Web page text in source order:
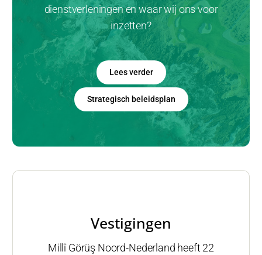
dienstverleningen en waar wij ons voor
inzetten?
Lees verder
Strategisch beleidsplan
Vestigingen
Millî Görüş Noord-Nederland heeft 22